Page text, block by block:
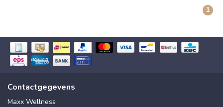
1
Contactgegevens
Maxx Wellness